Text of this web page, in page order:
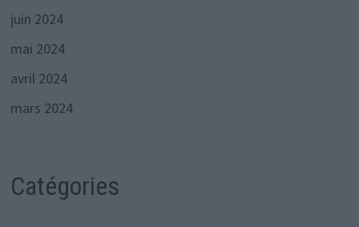
juin 2024
mai 2024
avril 2024
mars 2024
Catégories